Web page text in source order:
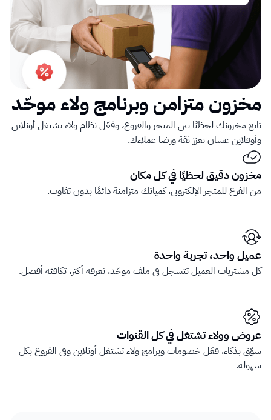
مخزون متزامن وبرنامج ولاء موحّد
وأوفلاين عشان تعزز ثقة ورضا عملاءك.
مخزون دقيق لحظيًا في كل مكان
من الفرع للمتجر الإلكتروني، كمياتك متزامنة دائمًا بدون تفاوت.
عميل واحد، تجربة واحدة
كل مشتريات العميل تتسجل في ملف موحّد، تعرفه أكثر، تكافئه أفضل.
عروض وولاء تشتغل في كل القنوات
سهولة.